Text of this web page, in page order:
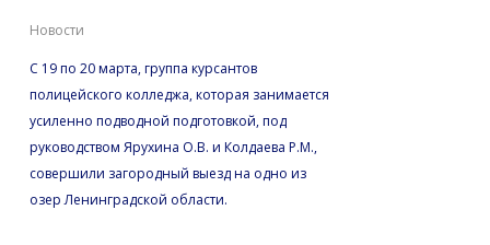
Новости
С 19 по 20 марта, группа курсантов
полицейского колледжа, которая занимается
усиленно подводной подготовкой, под
руководством Ярухина О.В. и Колдаева Р.М.,
совершили загородный выезд на одно из
озер Ленинградской области.